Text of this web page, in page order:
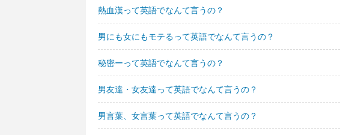
熱血漢って英語でなんて言うの？
男にも女にもモテるって英語でなんて言うの？
秘密ーって英語でなんて言うの？
男友達・女友達って英語でなんて言うの？
男言葉、女言葉って英語でなんて言うの？